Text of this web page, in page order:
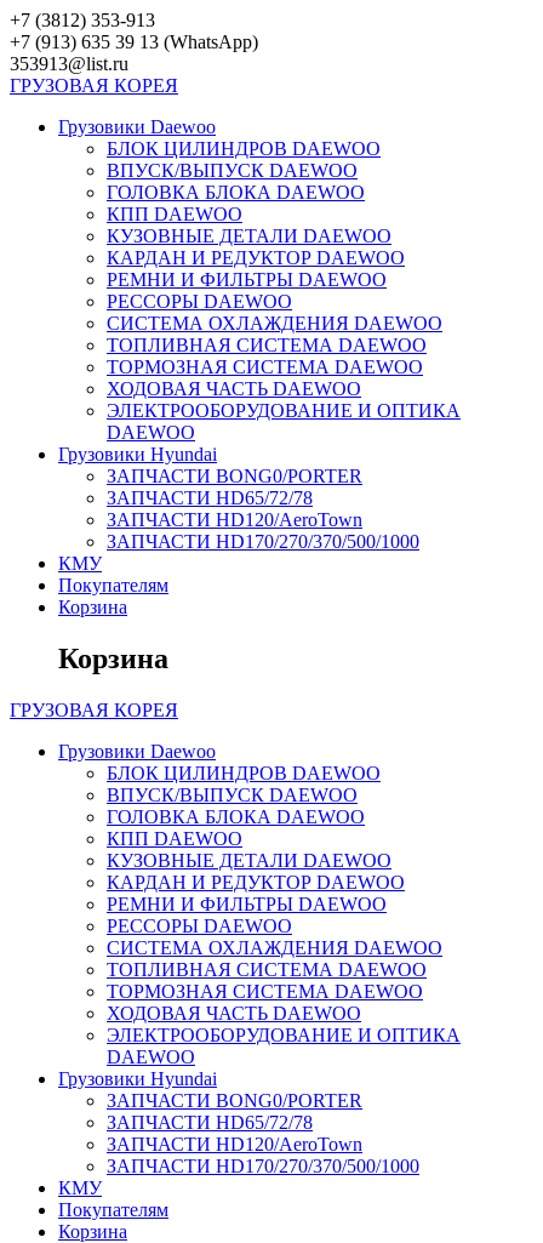
Перейти
к
контенту
+7 (3812) 353-913
+7 (913) 635 39 13 (WhatsApp)
353913@list.ru
ГРУЗОВАЯ КОРЕЯ
Грузовики Daewoo
БЛОК ЦИЛИНДРОВ DAEWOO
ВПУСК/ВЫПУСК DAEWOO
ГОЛОВКА БЛОКА DAEWOO
КПП DAEWOO
КУЗОВНЫЕ ДЕТАЛИ DAEWOO
КАРДАН И РЕДУКТОР DAEWOO
РЕМНИ И ФИЛЬТРЫ DAEWOO
РЕССОРЫ DAEWOO
СИСТЕМА ОХЛАЖДЕНИЯ DAEWOO
ТОПЛИВНАЯ СИСТЕМА DAEWOO
ТОРМОЗНАЯ СИСТЕМА DAEWOO
ХОДОВАЯ ЧАСТЬ DAEWOO
ЭЛЕКТРООБОРУДОВАНИЕ И ОПТИКА
DAEWOO
Грузовики Hyundai
ЗАПЧАСТИ BONG0/PORTER
ЗАПЧАСТИ HD65/72/78
ЗАПЧАСТИ HD120/AeroTown
ЗАПЧАСТИ HD170/270/370/500/1000
КМУ
Покупателям
Корзина
Корзина
ГРУЗОВАЯ КОРЕЯ
Грузовики Daewoo
БЛОК ЦИЛИНДРОВ DAEWOO
ВПУСК/ВЫПУСК DAEWOO
ГОЛОВКА БЛОКА DAEWOO
КПП DAEWOO
КУЗОВНЫЕ ДЕТАЛИ DAEWOO
КАРДАН И РЕДУКТОР DAEWOO
РЕМНИ И ФИЛЬТРЫ DAEWOO
РЕССОРЫ DAEWOO
СИСТЕМА ОХЛАЖДЕНИЯ DAEWOO
ТОПЛИВНАЯ СИСТЕМА DAEWOO
ТОРМОЗНАЯ СИСТЕМА DAEWOO
ХОДОВАЯ ЧАСТЬ DAEWOO
ЭЛЕКТРООБОРУДОВАНИЕ И ОПТИКА
DAEWOO
Грузовики Hyundai
ЗАПЧАСТИ BONG0/PORTER
ЗАПЧАСТИ HD65/72/78
ЗАПЧАСТИ HD120/AeroTown
ЗАПЧАСТИ HD170/270/370/500/1000
КМУ
Покупателям
Корзина